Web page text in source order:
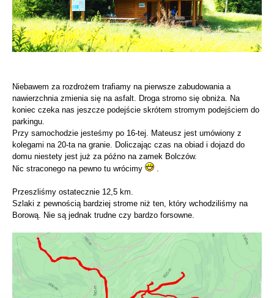
Niebawem za rozdrożem trafiamy na pierwsze zabudowania a
nawierzchnia zmienia się na asfalt. Droga stromo się obniża. Na
koniec czeka nas jeszcze podejście skrótem stromym podejściem do
parkingu.
Przy samochodzie jesteśmy po 16-tej. Mateusz jest umówiony z
kolegami na 20-ta na granie. Doliczając czas na obiad i dojazd do
domu niestety jest już za późno na zamek Bolczów.
Nic straconego na pewno tu wrócimy
Przeszliśmy ostatecznie 12,5 km.
Szlaki z pewnością bardziej strome niż ten, który wchodziliśmy na
Borową. Nie są jednak trudne czy bardzo forsowne.